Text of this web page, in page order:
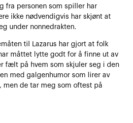
fra personen som spiller har
ikke nødvendigvis har skjønt at
under nonnedrakten.
til Lazarus har gjort at folk
måttet lytte godt for å finne ut av
fælt på hvem som skjuler seg i den
med galgenhumor som lirer av
men de tar meg som oftest på